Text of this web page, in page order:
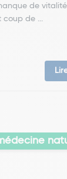
de
coup de ...